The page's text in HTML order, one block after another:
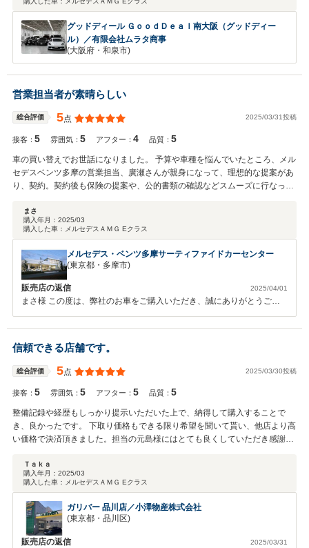
グッドディール ＧｏｏｄＤｅａｌ南大阪（グッドディー
ル）／有限会社ムラタ商事
(大阪府・和泉市)
営業担当者が素晴らしい
総合評価 5点 2025/03/31投稿
接客：5 雰囲気：5 アフター：4 品質：5
車の買い替えでお世話になりました。 予算や車種を悩んでいたところ、メル
セデスベンツ多摩の営業担当、廣瀬さんが親身になって、理想的な提案があ
り、契約。契約後も保険の提案や、公的書類の確認などスムーズに行なって
ッフの方にしていただきましたが、とてもわかりやすく、気持ちの良い対応
でした。 各スタッフが、お客様を大切にしている印象で、女性の方お一人で
も安心して相談しやすい ディーラーだと思います。 良い車、良いスタッフ
に感謝です。
まさ
購入年月： 2025/03
購入した車：
メルセデスＡＭＧ Eクラス
メルセデス・ベンツ多摩サーティファイドカーセンター
(東京都・多摩市)
販売店の返信 2025/04/01
まさ様 この度は、弊社のお車をご購入いただき、誠にありがとうござ
いました。また、私だけに留まらずご案内させて頂きましたスタッフま
でも大変励みになるお褒めの言葉をいただき、重ねてお礼申し上げま
す。ありがとうございました。 まさ様のご希望に合った、ベストなお
車をご紹介させていただけて、 大変嬉しく思っております。 是非ご愛
用いただき、楽しんでいただけますと幸いです。 これからも末永くよ
ろしくお願いいたします。 メルセデス・ベンツ多摩 廣瀬
信頼できる店舗です。
総合評価 5点 2025/03/30投稿
接客：5 雰囲気：5 アフター：5 品質：5
整備記録や経歴もしっかり提示いただいた上で、納得して購入することで
き、良かったです。 下取り価格もできる限り希望を聞いて貰い、他店より高
い価格で決済頂きました。担当の元島様にはとても良くしていただき感謝し
Ｔａｋａ
購入年月： 2025/03
購入した車：
メルセデスＡＭＧ Eクラス
ガリバー 品川店／小澤物産株式会社
(東京都・品川区)
販売店の返信 2025/03/31